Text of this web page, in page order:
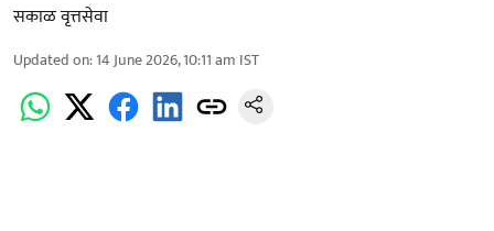
सकाळ वृत्तसेवा
Updated on:14 June 2026, 10:11 am IST